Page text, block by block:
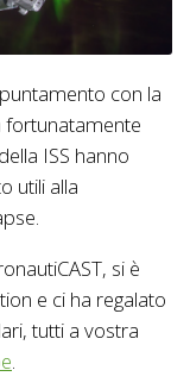
con la
fortunatamente
ISS hanno
utili alla
si è
e ci ha regalato
tutti a vostra
.